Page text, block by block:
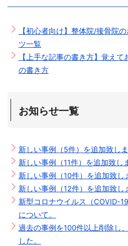
【初心者向け】整体院/接骨院
ツ一覧
【上手な記事の書き方】覚え
の書き方
お知らせ一覧
新しい事例（5件）を追加致しま
新しい事例（11件）を追加致し
新しい事例（10件）を追加致し
新しい事例（12件）を追加致し
新型コロナウイルス（COVID-
について。
過去の事例を100件以上削除し
した。